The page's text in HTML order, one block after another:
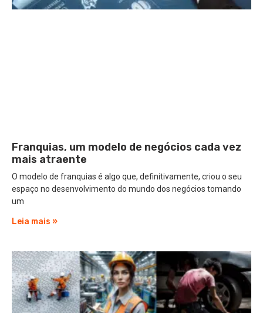
Franquias, um modelo de negócios cada vez
mais atraente
O modelo de franquias é algo que, definitivamente, criou o seu
espaço no desenvolvimento do mundo dos negócios tomando
um
Leia mais »